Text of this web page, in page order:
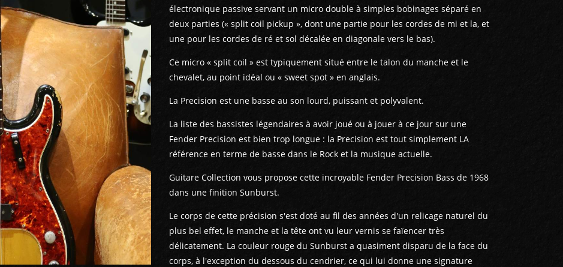
électronique passive servant un micro double à simples bobinages séparé en
deux parties (« split coil pickup », dont une partie pour les cordes de mi et la, et
une pour les cordes de ré et sol décalée en diagonale vers le bas).
Ce micro « split coil » est typiquement situé entre le talon du manche et le
chevalet, au point idéal ou « sweet spot » en anglais.
La Precision est une basse au son lourd, puissant et polyvalent.
La liste des bassistes légendaires à avoir joué ou à jouer à ce jour sur une
Fender Precision est bien trop longue : la Precision est tout simplement LA
référence en terme de basse dans le Rock et la musique actuelle.
Guitare Collection vous propose cette incroyable Fender Precision Bass de 1968
dans une finition Sunburst.
Le corps de cette précision s'est doté au fil des années d'un relicage naturel du
plus bel effet, le manche et la tête ont vu leur vernis se faïencer très
délicatement. La couleur rouge du Sunburst a quasiment disparu de la face du
corps, à l'exception du dessous du cendrier, ce qui lui donne une signature